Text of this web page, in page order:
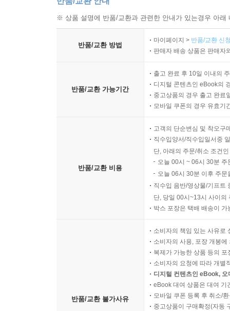
※ 상품 설명에 반품/교환과 관련한 안내가 있는경우 아
반품/교환 방법
마이페이지 > 반품/교환 신
판매자 배송 상품은 판매자
반품/교환 가능기간
출고 완료 후 10일 이내의
디지털 콘텐츠인 eBook의
중고상품의 경우 출고 완료
모바일 쿠폰의 경우 유효기
반품/교환 비용
고객의 단순변심 및 착오구
직수입양서/직수입일서중
단, 아래의 주문/취소 조건
오늘 00시 ~ 06시 30분
오늘 06시 30분 이후 주
직수입 음반/영상물/기프트
단, 당일 00시~13시 사이의
박스 포장은 택배 배송이
반품/교환 불가사유
소비자의 책임 있는 사유로
소비자의 사용, 포장 개봉
복제가 가능한 상품 등의
소비자의 요청에 따라 개별
디지털 컨텐츠인 eBook,
eBook 대여 상품은 대여 기
모바일 쿠폰 등록 후 취소/
중고상품이 구매확정(자동